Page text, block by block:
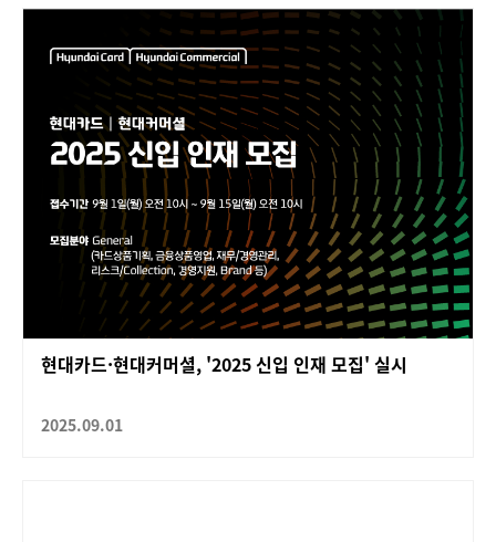
현대카드·현대커머셜, '2025 신입 인재 모집' 실시
2025.09.01